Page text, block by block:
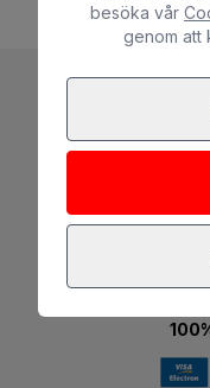
besöka vår
genom att